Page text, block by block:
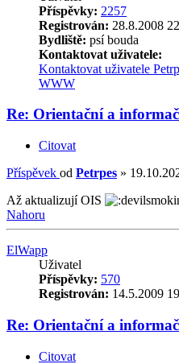
Příspěvky: 2257
Registrován: 28.8.2008
Bydliště: psí bouda
Kontaktovat uživatele:
Kontaktovat uživatele
WWW
Re: Orientační a
Citovat
Příspěvek od Petrpes »
Až aktualizují OIS
Nahoru
ElWapp
Uživatel
Příspěvky: 570
Registrován: 14.5.2009
Re: Orientační a
Citovat